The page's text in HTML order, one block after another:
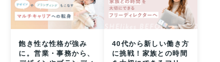
飽き性な性格が強み
に。営業・事務から、
40代から新しい働き方
に挑戦！家族との時間